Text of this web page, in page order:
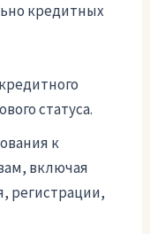
кредитных
статуса.
к
включая
регистрации,